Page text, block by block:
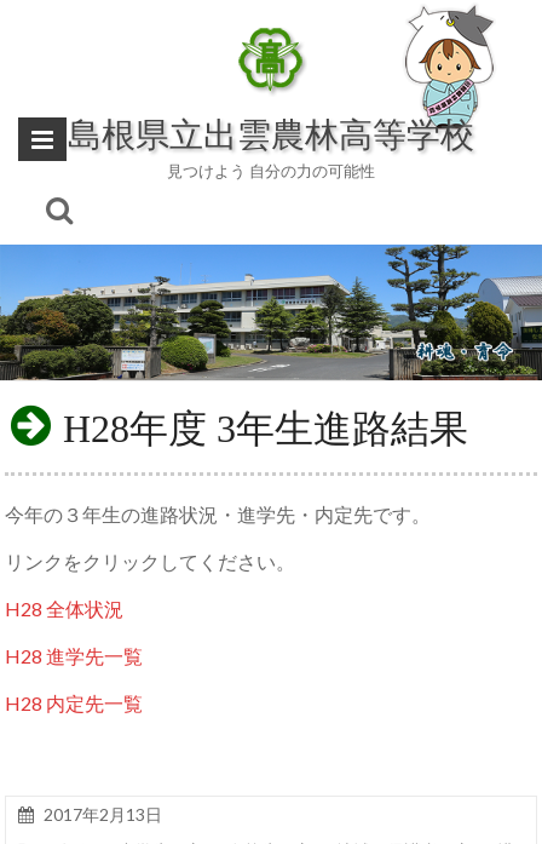
島根県立出雲農林高等学校
見つけよう 自分の力の可能性
H28年度 3年生進路結果
今年の３年生の進路状況・進学先・内定先です。
リンクをクリックしてください。
H28 全体状況
H28 進学先一覧
H28 内定先一覧
2017年2月13日